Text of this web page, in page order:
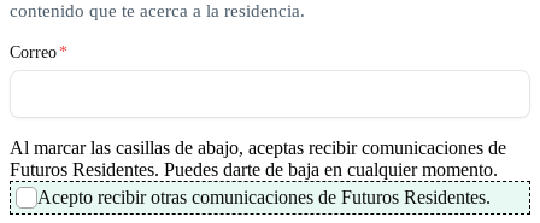
contenido que te acerca a la residencia.
Correo *
Al marcar las casillas de abajo, aceptas recibir comunicaciones de
Futuros Residentes. Puedes darte de baja en cualquier momento.
Acepto recibir otras comunicaciones de Futuros Residentes.